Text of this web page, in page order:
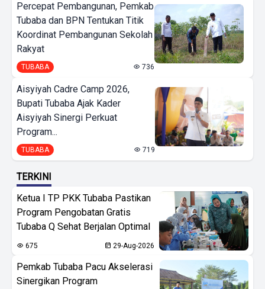
Percepat Pembangunan, Pemkab
Tubaba dan BPN Tentukan Titik
Koordinat Pembangunan Sekolah
Rakyat
TUBABA 736
Aisyiyah Cadre Camp 2026,
Bupati Tubaba Ajak Kader
Aisyiyah Sinergi Perkuat
Program...
TUBABA 719
TERKINI
Ketua I TP PKK Tubaba Pastikan
Program Pengobatan Gratis
Tubaba Q Sehat Berjalan Optimal
675 29-Aug-2026
Pemkab Tubaba Pacu Akselerasi
Sinergikan Program